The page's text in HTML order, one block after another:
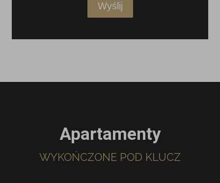
Wyślij
Apartamenty
WYKOŃCZONE POD KLUCZ